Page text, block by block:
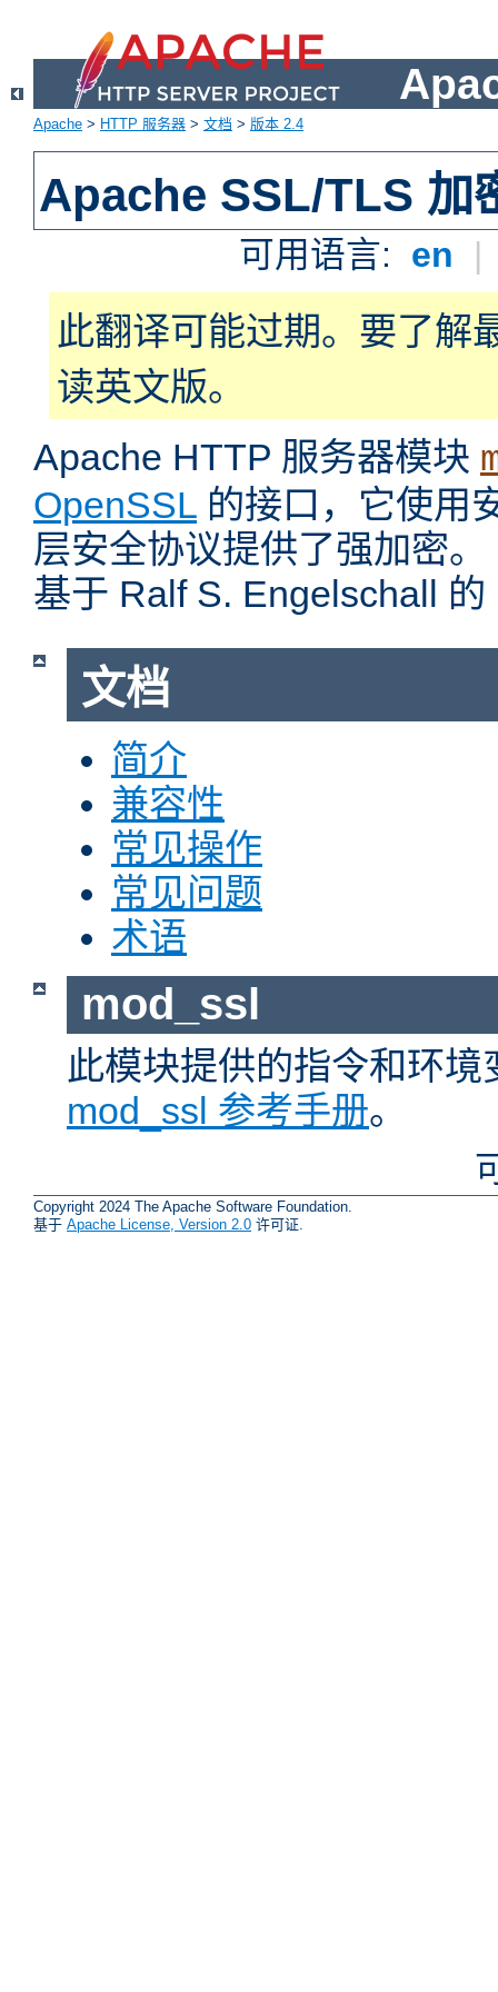
Apache > HTTP 服务器 > 文档 > 版本 2.4
Apache SSL/TLS 加
可用语言: en |
此翻译可能过期。要了解
读英文版。
Apache HTTP 服务器模块
OpenSSL 的接口，它使用
层安全协议提供了强加密
基于 Ralf S. Engelschall
文档
简介
兼容性
常见操作
常见问题
术语
mod_ssl
此模块提供的指令和环
mod_ssl 参考手册。
Copyright 2024 The Apache Software Foundation.
基于 Apache License, Version 2.0 许可证.